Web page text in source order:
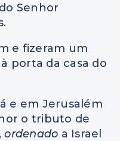
Senhor
e fizeram um
porta da casa do
e em Jerusalém
o tributo de
ordenado a Israel